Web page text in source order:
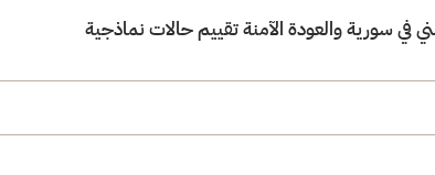
في سورية والعودة الآمنة تقييم حالات نماذجية